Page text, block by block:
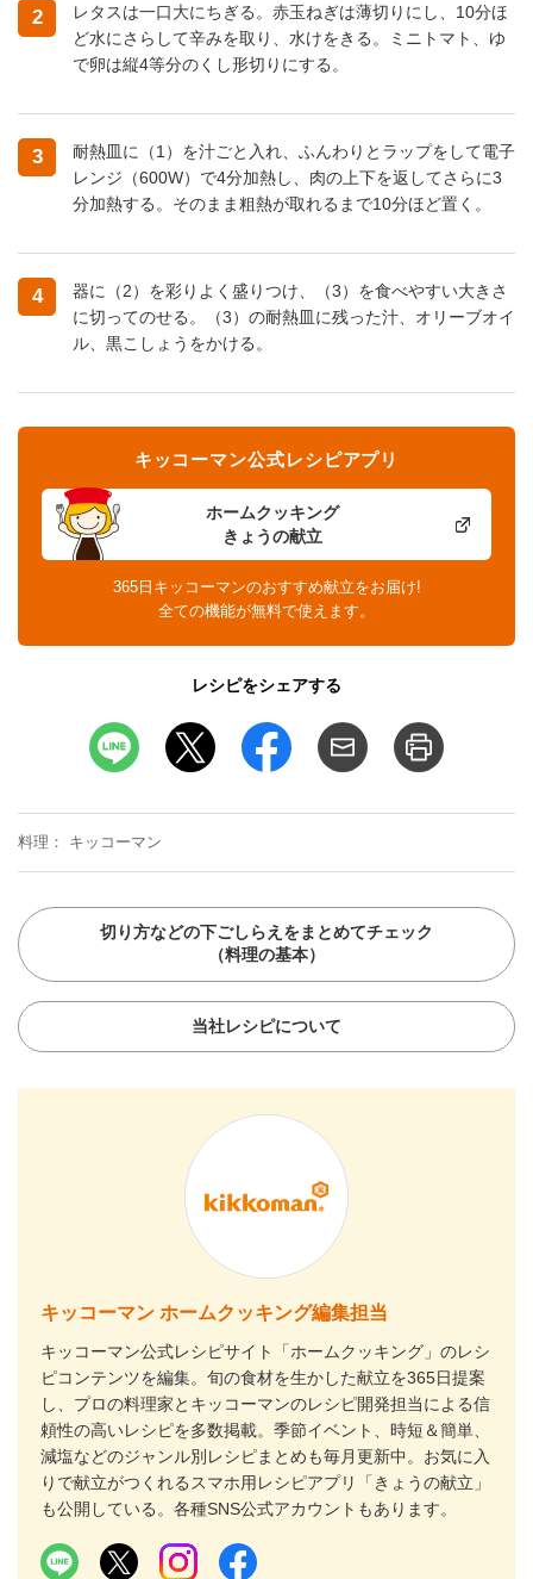
2
レタスは一口大にちぎる。赤玉ねぎは薄切りにし、10分ほ
ど水にさらして辛みを取り、水けをきる。ミニトマト、ゆ
で卵は縦4等分のくし形切りにする。
3
耐熱皿に（1）を汁ごと入れ、ふんわりとラップをして電子
レンジ（600W）で4分加熱し、肉の上下を返してさらに3
分加熱する。そのまま粗熱が取れるまで10分ほど置く。
4
器に（2）を彩りよく盛りつけ、（3）を食べやすい大きさ
に切ってのせる。（3）の耐熱皿に残った汁、オリーブオイ
ル、黒こしょうをかける。
ホームクッキング
きょうの献立
キッコーマン公式レシピアプリ
365日キッコーマンのおすすめ献立をお届け!
全ての機能が無料で使えます。
レシピをシェアする
料理 キッコーマン
切り方などの下ごしらえをまとめてチェック
（料理の基本）
当社レシピについて
キッコーマン ホームクッキング編集担当
キッコーマン公式レシピサイト「ホームクッキング」のレシ
ピコンテンツを編集。旬の食材を生かした献立を365日提案
し、プロの料理家とキッコーマンのレシピ開発担当による信
頼性の高いレシピを多数掲載。季節イベント、時短＆簡単、
減塩などのジャンル別レシピまとめも毎月更新中。お気に入
りで献立がつくれるスマホ用レシピアプリ「きょうの献立」
も公開している。各種SNS公式アカウントもあります。